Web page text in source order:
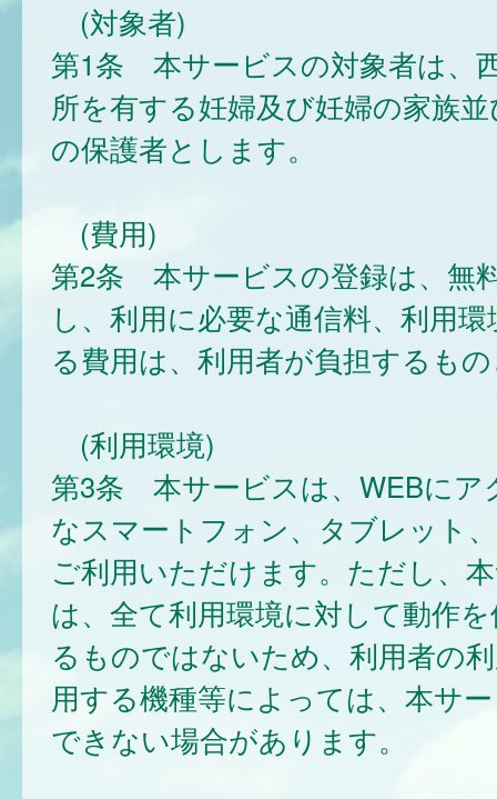
(対象者)
第1条 本サービスの対象者は、
所を有する妊婦及び妊婦の家族
の保護者とします。
(費用)
第2条 本サービスの登録は、無
し、利用に必要な通信料、利用
る費用は、利用者が負担するも
(利用環境)
第3条 本サービスは、WEBにア
なスマートフォン、タブレット
ご利用いただけます。ただし、
は、全て利用環境に対して動作
るものではないため、利用者の
用する機種等によっては、本サ
できない場合があります。